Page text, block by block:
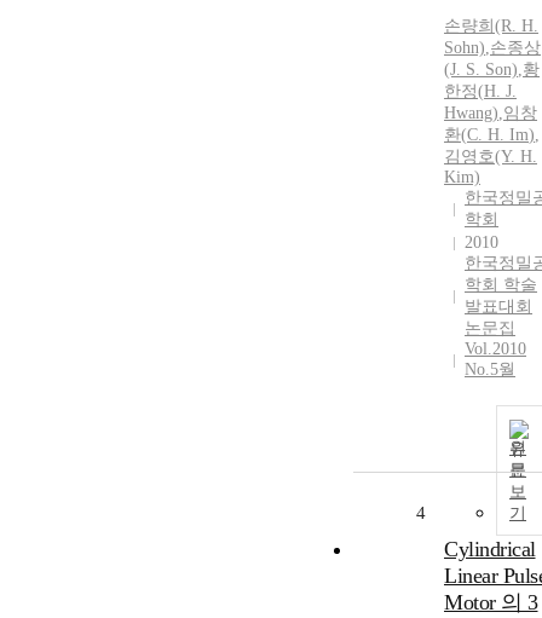
손량희(R. H.
Sohn),손종상
(J. S. Son),황
한정(H. J.
Hwang),임창
환(C. H. Im),
김영호(Y. H.
Kim)
한국정밀
학회
2010
한국정밀
학회 학술
발표대회
논문집
Vol.2010
No.5월
원
문
보
기
4
Cylindrical
Linear
Motor 의 3